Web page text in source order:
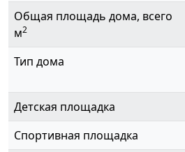
Общая площадь дома, всего
м2
Тип дома
Детская площадка
Спортивная площадка